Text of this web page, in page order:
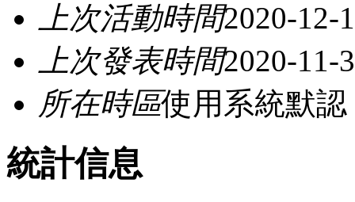
上次活動時間2020-12-
上次發表時間2020-11-
所在時區使用系統默認
統計信息